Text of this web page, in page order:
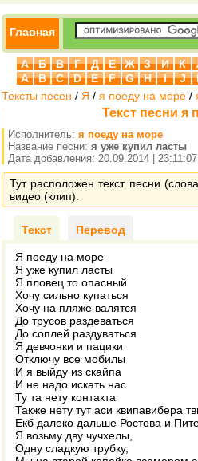
Главная
А Б В Г Д Е Ж З И К
A
B C D E F G H I J
Тексты песен / Я / я поеду на море /
Текст песни я
Исполнитель: я поеду на море
Название песни: я уже купил ласты
Дата добавления: 20.09.2014 | 23:11:07
Тут расположен текст песни
видео (клип).
Текст Перевод
Я поеду на море
Я уже купил ласты
Я пловец то опасный
Хочу сильно купаться
Хочу на пляже валятся
До трусов раздеваться
До соплей раздуваться
Я девчонки и пацики
Отключу все мобилы
И я выйду из скайпа
И не надо искать нас
Ту та нету контакта
Также нету тут аси квипавибера
Екб далеко дальше Ростова и
Я возьму дву чучхелы,
Одну сладкую трубку,